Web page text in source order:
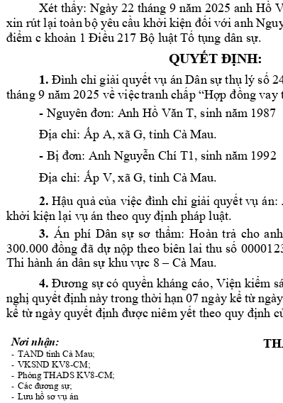
Xét thấy: Ngày 22 tháng 9 năm 2025 anh Hồ
xin rút lại toàn bộ yêu cầu khởi kiện đối với anh
điểm c khoản 1 Điều 217 Bộ luật Tố tụng dân sự.
QUYẾT ĐỊNH:
1. Đình chỉ giải quyết vụ án Dân sự thụ lý số
tháng 9 năm 2025 về việctranh chấp “Hợp đồng vay
- Nguyên đơn: Anh Hồ Văn T, sinh năm 1987
Địa chỉ: Ấp A, xã G, tỉnh Cà Mau.
- Bị đơn: Anh Nguyễn Chí T1, sinh năm 1992
Địa chỉ: Ấp V, xã G, tỉnh Cà Mau.
2. Hậu quả của việc đình chỉ giải quyết vụ án:
khởi kiện lại vụ án theo quy định pháp luật.
3. Án phí Dân sự sơ thẩm: Hoàn trả cho anh
300.000 đồng đã dự nộp theo biên lai thu số
Thi hành án dân sự khu vực 8 – Cà Mau.
4. Đương sự có quyền kháng cáo, Viện kiểm
nghị quyết định này trong thời hạn 07 ngày kể từ
kể từ ngày quyết định được niêm yết theo quy định
Nơi nhận:
- TAND tỉnh Cà Mau;
- VKSND KV8-CM;
- Phòng THADS KV8-CM;
- Các đương sự;
- Lưu hồ sơ vụ án